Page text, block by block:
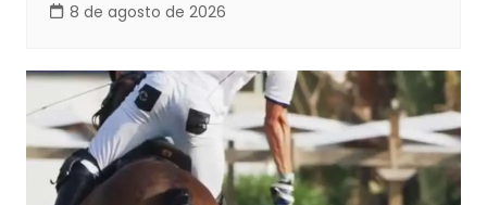
8 de agosto de 2026